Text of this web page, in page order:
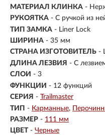
МАТЕРИАЛ КЛИНКА -
РУКОЯТКА - С ручкой из
ТИП ЗАМКА - Liner Lock
ШИРИНА - 35 мм
СТРАНА ИЗГОТОВИТЕЛЬ -
ДЛИНА ЛЕЗВИЯ - С
СЛОИ - 3
ФУНКЦИИ - 12 функций
СЕРИЯ - Trailmaster
ТИП - Карманные
РАЗМЕР - 111 мм
ЦВЕТ - Черные